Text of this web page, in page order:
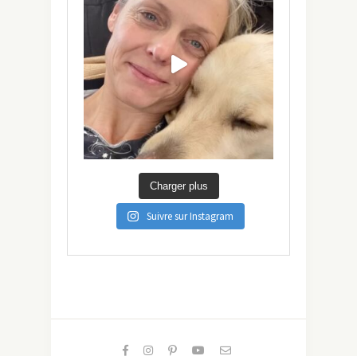
Charger plus
Suivre sur Instagram